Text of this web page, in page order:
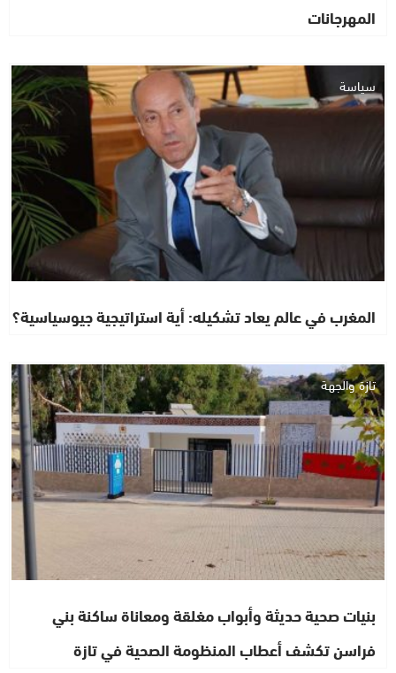
المهرجانات
سياسة
المغرب في عالم يعاد تشكيله: أية استراتيجية جيوسياسية؟
تازة والجهة
بنيات صحية حديثة وأبواب مغلقة ومعاناة ساكنة بني
فراسن تكشف أعطاب المنظومة الصحية في تازة